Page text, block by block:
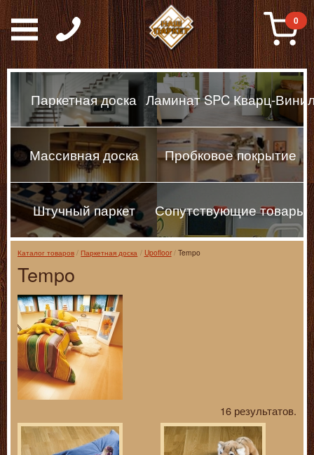
Паркет, Штучный
0
Паркетная доска Ламинат SPC Кварц-
Массивная доска Пробковое покрытие
Штучный паркет Сопутствующие товары
Каталог товаров Паркетная доска Upofloor Tempo
Tempo
16 результатов.